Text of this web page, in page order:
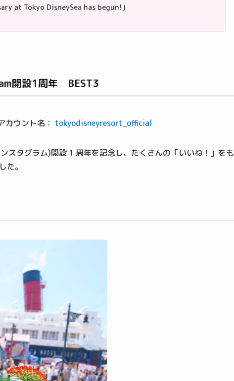
at Tokyo DisneySea has begun!」
開設1周年 BEST3
ウント名： tokyodisneyresort_official
タグラム)開設 1 周年を記念し、たくさんの「いいね！」をも
た。